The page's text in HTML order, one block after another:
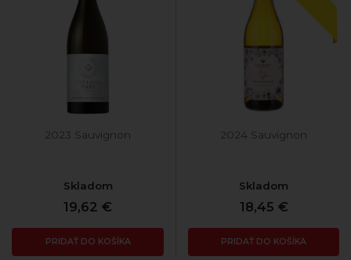
2023 Sauvignon
Skladom
19,62 €
PRIDAŤ DO KOŠÍKA
2024 Sauvignon
Skladom
18,45 €
PRIDAŤ DO KOŠÍKA